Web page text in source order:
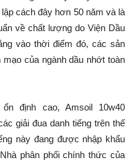
cách đây hơn 50 năm và là
về chất lượng do Viện Dầu
vào thời điểm đó, các sản
của ngành dầu nhớt toàn
định cao, Amsoil 10w40
giải đua danh tiếng trên thế
này đang được nhập khẩu
phân phối chính thức của